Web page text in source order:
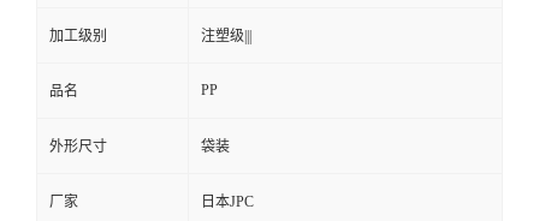
加工级别 注塑级|||
品名 PP
外形尺寸 袋装
厂家 日本JPC